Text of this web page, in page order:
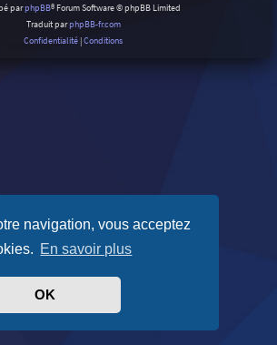
navigation, vous acceptez
En savoir plus
OK
parphpBB® Forum Software © phpBB Limited
Traduit parphpBB-fr.com
Confidentialité |Conditions